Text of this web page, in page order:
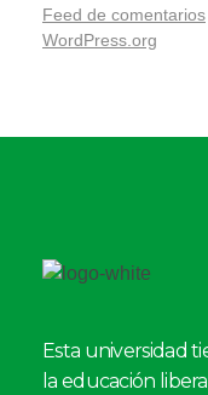
Feed de comentarios
WordPress.org
Esta universidad
la educación